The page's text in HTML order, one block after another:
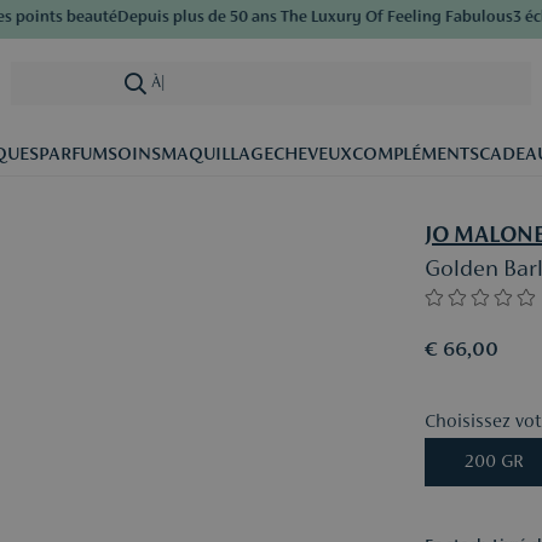
beautéDepuis plus de 50 ans The Luxury Of Feeling Fabulous3
À la rech
PARFUMSOINSMAQUILLAGECHEVEUXCOMPLÉMENTS
JO
Golden
€ 66,00
Choisissez
200 GR